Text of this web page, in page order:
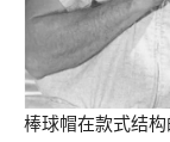
棒球帽在款式结构